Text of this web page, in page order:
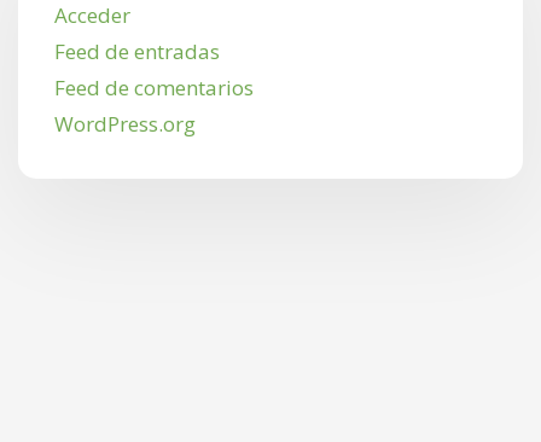
Acceder
Feed de entradas
Feed de comentarios
WordPress.org